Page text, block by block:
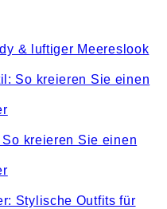
& luftiger Meereslook
kreieren Sie einen